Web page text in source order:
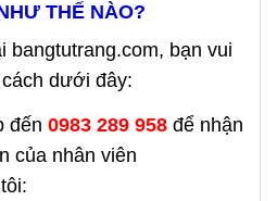
THẾ NÀO?
bangtutrang.com, bạn vui
dưới đây:
đến 0983 289 958 để nhận
của nhân viên